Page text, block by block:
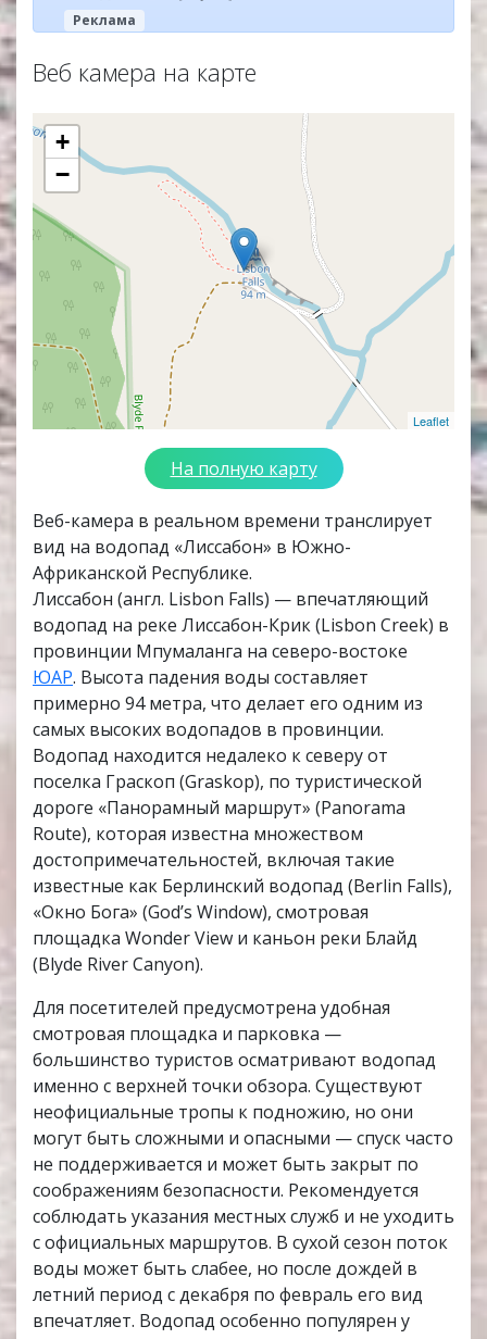
Реклама
Веб камера на карте
+
−
Leaflet
На полную карту
Веб-камера в реальном времени транслирует
вид на водопад «Лиссабон» в Южно-
Африканской Республике.
Лиссабон (англ. Lisbon Falls) — впечатляющий
водопад на реке Лиссабон-Крик (Lisbon Creek) в
провинции Мпумаланга на северо-востоке
ЮАР. Высота падения воды составляет
примерно 94 метра, что делает его одним из
самых высоких водопадов в провинции.
Водопад находится недалеко к северу от
поселка Граскоп (Graskop), по туристической
дороге «Панорамный маршрут» (Panorama
Route), которая известна множеством
достопримечательностей, включая такие
известные как Берлинский водопад (Berlin Falls),
«Окно Бога» (God’s Window), смотровая
площадка Wonder View и каньон реки Блайд
(Blyde River Canyon).
Для посетителей предусмотрена удобная
смотровая площадка и парковка —
большинство туристов осматривают водопад
именно с верхней точки обзора. Существуют
неофициальные тропы к подножию, но они
могут быть сложными и опасными — спуск часто
не поддерживается и может быть закрыт по
соображениям безопасности. Рекомендуется
соблюдать указания местных служб и не уходить
с официальных маршрутов. В сухой сезон поток
воды может быть слабее, но после дождей в
летний период с декабря по февраль его вид
впечатляет. Водопад особенно популярен у